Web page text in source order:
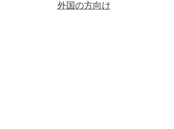
外国の方向け